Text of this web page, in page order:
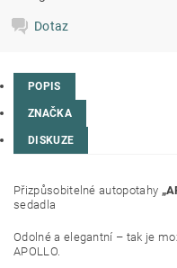
Dotaz
POPIS
ZNAČKA
DISKUZE
Přizpůsobitelné autopotahy
sedadla
Odolné a elegantní – tak je
APOLLO.